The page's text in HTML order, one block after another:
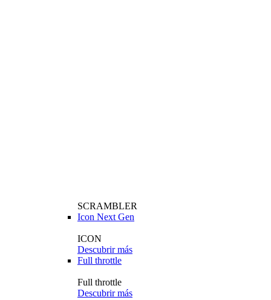
SCRAMBLER
Icon Next Gen
ICON
Descubrir más
Full throttle
Full throttle
Descubrir más